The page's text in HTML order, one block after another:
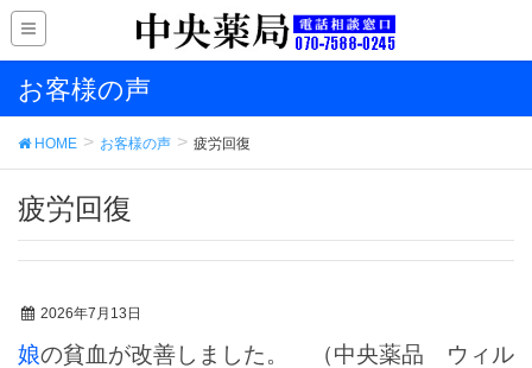
お客様の声
HOME お客様の声 疲労回復
疲労回復
2026年7月13日
娘の貧血が改善しました。 （中央薬品 ウィル